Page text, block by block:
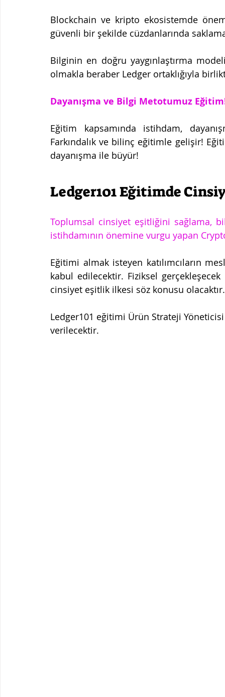
Blockchain ve kripto ekosistemde
güvenli bir şekilde cüzdanlarında
Bilginin en doğru yaygınlaştırma
olmakla beraber Ledger ortaklığıyla
Dayanışma ve Bilgi Metotumuz
Eğitim kapsamında istihdam,
Farkındalık ve bilinç eğitimle gelişir!
dayanışma ile büyür!
Toplumsal cinsiyet eşitliğini sağlama,
istihdamının önemine vurgu yapan
Eğitimi almak isteyen katılımcıların
kabul edilecektir. Fiziksel
cinsiyet eşitlik ilkesi söz konusu
Ledger101 eğitimi Ürün Strateji
verilecektir.